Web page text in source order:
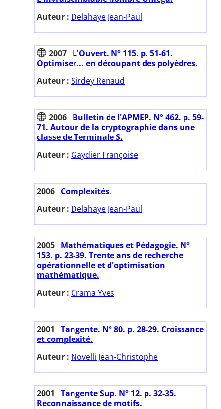
Auteur : Delahaye Jean-Paul
2007 L'Ouvert. N° 115. p. 51-61.
Optimiser... en découpant des polyèdres.
Auteur : Sirdey Renaud
2006 Bulletin de l'APMEP. N° 462. p. 59-
71. Autour de la cryptographie dans une
classe de Terminale S.
Auteur : Gaydier Françoise
2006 Complexités.
Auteur : Delahaye Jean-Paul
2005 Mathématiques et Pédagogie. N°
153. p. 23-39. Trente ans de recherche
opérationnelle et d'optimisation
mathématique.
Auteur : Crama Yves
2001
Tangente. N° 80. p. 28-29. Croissance
et complexité.
Auteur : Novelli Jean-Christophe
2001
Tangente Sup. N° 12. p. 32-35.
Reconnaissance de motifs.